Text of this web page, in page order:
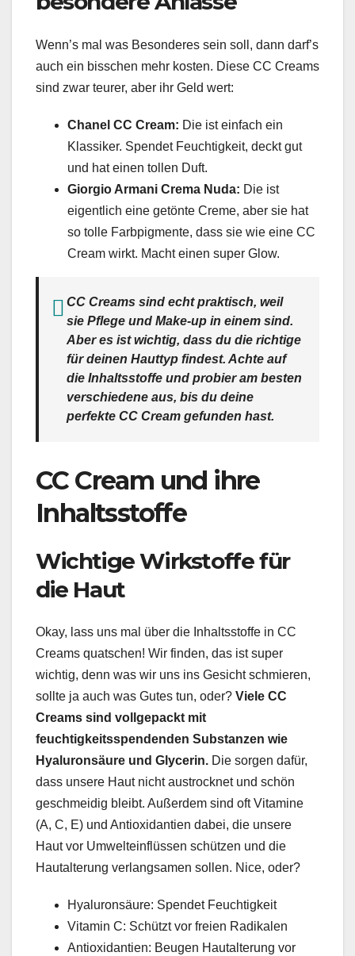
Wenn’s mal was Besonderes sein soll, dann darf’s
auch ein bisschen mehr kosten. Diese CC Creams
sind zwar teurer, aber ihr Geld wert:
Chanel CC Cream: Die ist einfach ein
Klassiker. Spendet Feuchtigkeit, deckt gut
und hat einen tollen Duft.
Giorgio Armani Crema Nuda: Die ist
eigentlich eine getönte Creme, aber sie hat
so tolle Farbpigmente, dass sie wie eine CC
Cream wirkt. Macht einen super Glow.
CC Creams sind echt praktisch, weil
sie Pflege und Make-up in einem sind.
Aber es ist wichtig, dass du die richtige
für deinen Hauttyp findest. Achte auf
die Inhaltsstoffe und probier am besten
verschiedene aus, bis du deine
perfekte CC Cream gefunden hast.
CC Cream und ihre
Inhaltsstoffe
Wichtige Wirkstoffe für
die Haut
Okay, lass uns mal über die Inhaltsstoffe in CC
Creams quatschen! Wir finden, das ist super
wichtig, denn was wir uns ins Gesicht schmieren,
sollte ja auch was Gutes tun, oder? Viele CC
Creams sind vollgepackt mit
feuchtigkeitsspendenden Substanzen wie
Hyaluronsäure und Glycerin. Die sorgen dafür,
dass unsere Haut nicht austrocknet und schön
geschmeidig bleibt. Außerdem sind oft Vitamine
(A, C, E) und Antioxidantien dabei, die unsere
Haut vor Umwelteinflüssen schützen und die
Hautalterung verlangsamen sollen. Nice, oder?
Hyaluronsäure: Spendet Feuchtigkeit
Vitamin C: Schützt vor freien Radikalen
Antioxidantien: Beugen Hautalterung vor